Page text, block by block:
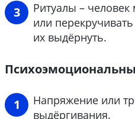
Ритуалы –
или
их выдёрнуть.
Напряжение или
выдёргивания.